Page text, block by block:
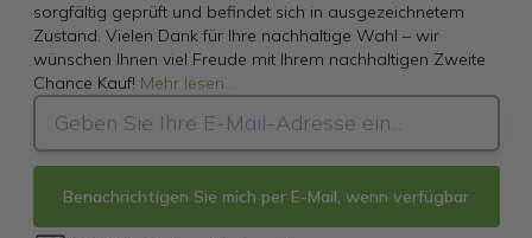
sorgfältig geprüft und befindet sich in ausgezeichnetem
Zustand. Vielen Dank für Ihre nachhaltige Wahl – wir
wünschen Ihnen viel Freude mit Ihrem nachhaltigen Zweite
Chance Kauf! Mehr lesen...
Benachrichtigen Sie mich per E-Mail, wenn verfügbar